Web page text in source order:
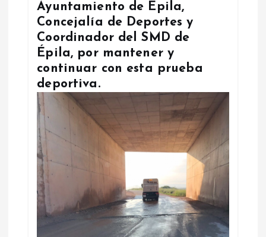
Ayuntamiento de Épila,
Concejalía de Deportes y
Coordinador del SMD de
Épila, por mantener y
continuar con esta prueba
deportiva.